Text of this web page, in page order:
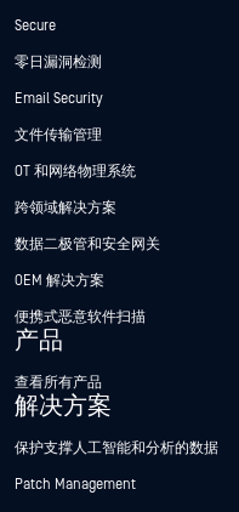
Secure
零日漏洞检测
Email Security
文件传输管理
OT 和网络物理系统
跨领域解决方案
数据二极管和安全网关
OEM 解决方案
便携式恶意软件扫描
产品
查看所有产品
解决方案
保护支撑人工智能和分析的数据
Patch Management